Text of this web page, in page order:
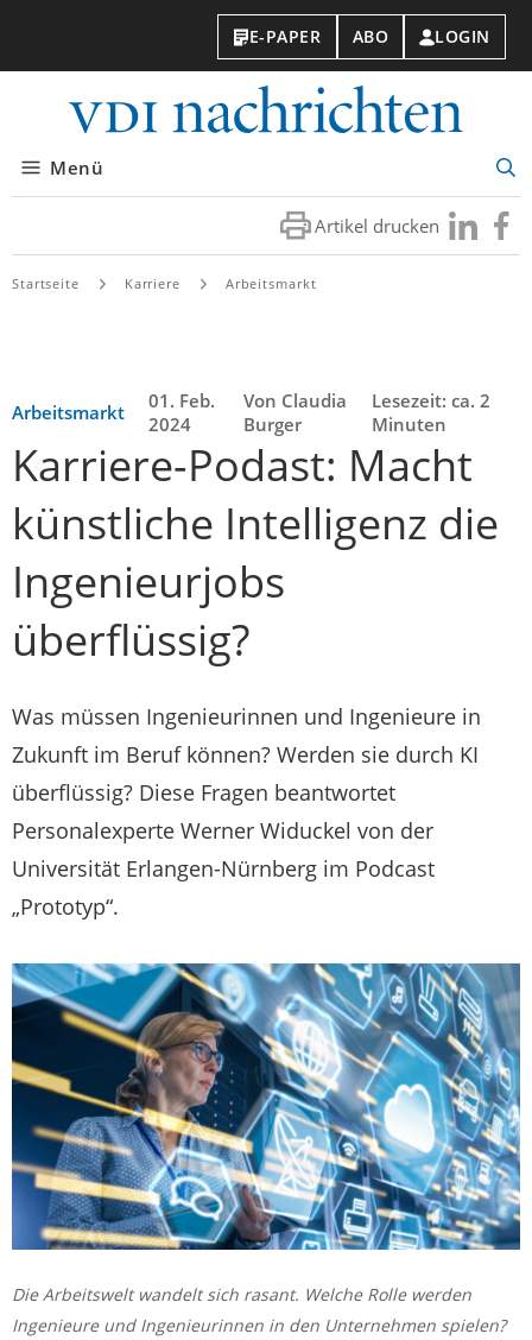
E-PAPER ABO LOGIN
Menü
Artikel drucken Besuchen
Sie
Sie
Startseite Karriere Arbeitsmarkt
Arbeitsmarkt
01. Feb.
2024
Von Claudia
Burger
Lesezeit: ca. 2
Minuten
Karriere-Podast: Macht
künstliche Intelligenz die
Ingenieurjobs
überflüssig?
Was müssen Ingenieurinnen und Ingenieure in
Zukunft im Beruf können? Werden sie durch KI
überflüssig? Diese Fragen beantwortet
Personalexperte Werner Widuckel von der
Universität Erlangen-Nürnberg im Podcast
„Prototyp“.
Die Arbeitswelt wandelt sich rasant. Welche Rolle werden
Ingenieure und Ingenieurinnen in den Unternehmen spielen?